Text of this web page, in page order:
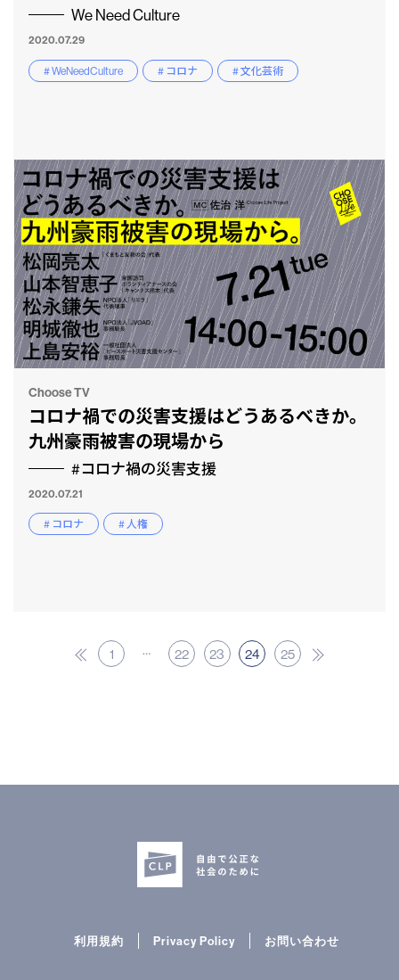
We Need Culture
2020.07.29
# WeNeedCulture # コロナ # 文化芸術
Choose TV
コロナ禍での災害支援はどうあるべきか。
九州豪雨被害の現場から
#コロナ禍の災害支援
2020.07.21
# コロナ # 人権
1 … 22 23 24 25
利用規約 Privacy Policy お問い合わせ